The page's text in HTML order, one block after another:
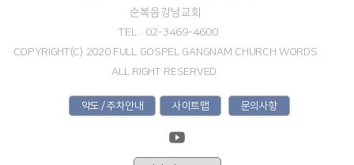
순복음강남교회
TEL : 02-3469-4600
COPYRIGHT(C) 2020 FULL GOSPEL GANGNAM CHURCH WORDS
ALL RIGHT RESERVED.
약도 / 주차안내 사이트맵 문의사항